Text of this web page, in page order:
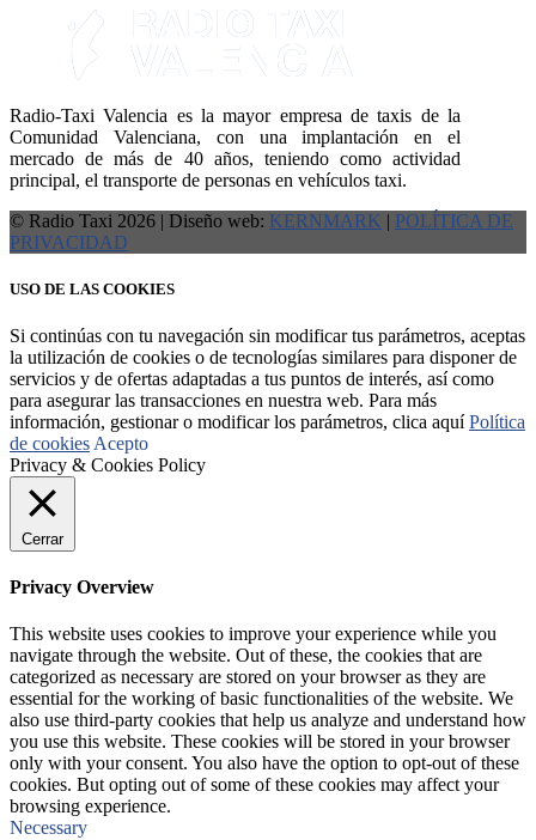
Radio-Taxi Valencia es la mayor empresa de taxis de la
Comunidad Valenciana, con una implantación en el
mercado de más de 40 años, teniendo como actividad
principal, el transporte de personas en vehículos taxi.
© Radio Taxi 2026 | Diseño web: KERNMARK | POLÍTICA DE
PRIVACIDAD
USO DE LAS COOKIES
Si continúas con tu navegación sin modificar tus parámetros, aceptas
la utilización de cookies o de tecnologías similares para disponer de
servicios y de ofertas adaptadas a tus puntos de interés, así como
para asegurar las transacciones en nuestra web. Para más
información, gestionar o modificar los parámetros, clica aquíPolítica
de cookies Acepto
Privacy & Cookies Policy
Cerrar
Privacy Overview
This website uses cookies to improve your experience while you
navigate through the website. Out of these, the cookies that are
categorized as necessary are stored on your browser as they are
essential for the working of basic functionalities of the website. We
also use third-party cookies that help us analyze and understand how
you use this website. These cookies will be stored in your browser
only with your consent. You also have the option to opt-out of these
cookies. But opting out of some of these cookies may affect your
browsing experience.
Necessary